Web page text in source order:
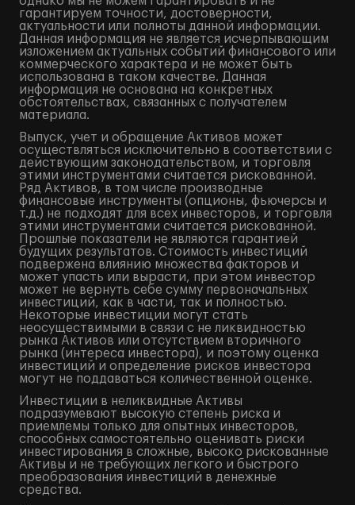
гарантируем точности, достоверности,
актуальности или полноты данной информации.
Данная информация не является исчерпывающим
изложением актуальных событий финансового или
коммерческого характера и не может быть
использована в таком качестве. Данная
информация не основана на конкретных
обстоятельствах, связанных с получателем
материала.
Выпуск, учет и обращение Активов может
осуществляться исключительно в соответствии с
действующим законодательством, и торговля
этими инструментами считается рискованной.
Ряд Активов, в том числе производные
финансовые инструменты (опционы, фьючерсы и
т.д.) не подходят для всех инвесторов, и торговля
этими инструментами считается рискованной.
Прошлые показатели не являются гарантией
будущих результатов. Стоимость инвестиций
подвержена влиянию множества факторов и
может упасть или вырасти, при этом инвестор
может не вернуть себе сумму первоначальных
инвестиций, как в части, так и полностью.
Некоторые инвестиции могут стать
неосуществимыми в связи с не ликвидностью
рынка Активов или отсутствием вторичного
рынка (интереса инвестора), и поэтому оценка
инвестиций и определение рисков инвестора
могут не поддаваться количественной оценке.
Инвестиции в неликвидные Активы
подразумевают высокую степень риска и
приемлемы только для опытных инвесторов,
способных самостоятельно оценивать риски
инвестирования в сложные, высоко рискованные
Активы и не требующих легкого и быстрого
преобразования инвестиций в денежные
средства.